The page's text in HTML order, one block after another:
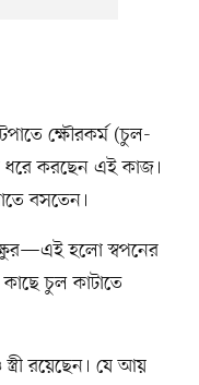
ক্ষৌরকর্ম (চুল-
ধরে করছেন এই কাজ।
বসতেন।
হলো স্বপনের
চুল কাটাতে
রয়েছেন। যে আয়